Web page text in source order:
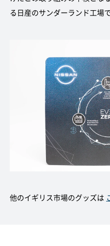
る日産のサンダーランド工場で
他のイギリス市場のグッズは